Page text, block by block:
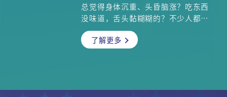
总觉得身体沉重、头昏脑涨？吃东西
没味道，舌头黏糊糊的？不少人都有
过这类「不舒服但说不清」的困扰，
其实可能是「湿气重」在捣鬼！本文
单易做的祛湿食疗，帮你摆脱湿邪困
了解更多